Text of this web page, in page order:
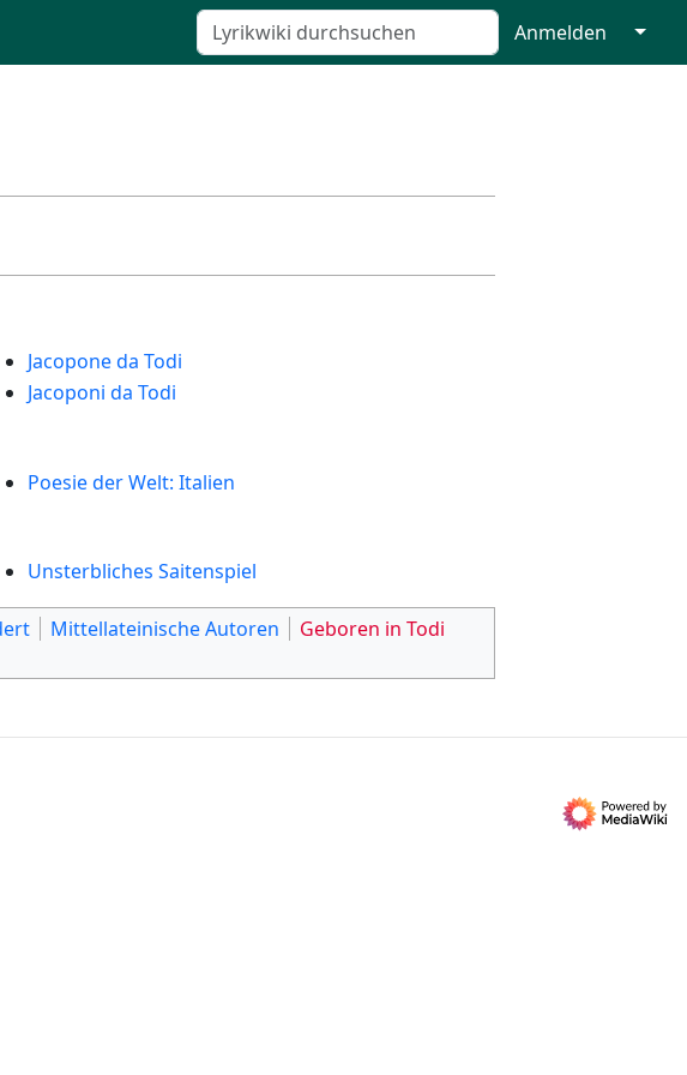
Anmelden ↓
Jacopone da Todi
Jacoponi da Todi
Poesie der Welt: Italien
Unsterbliches Saitenspiel
Mittellateinische Autoren
Geboren in Todi